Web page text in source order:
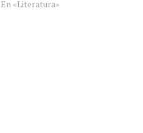
En «Literatura»